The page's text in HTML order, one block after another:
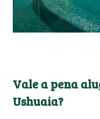
Vale a pena
Ushuaia?